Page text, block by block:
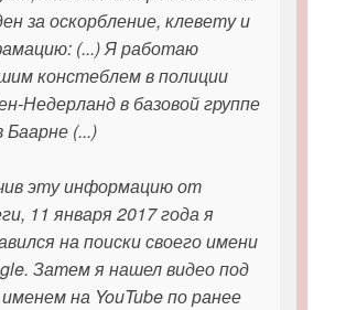
за оскорбление, клевету и
(...) Я работаю
констеблем в полиции
Недерланд в базовой группе
Баарне (...)
эту информацию от
11 января 2017 года я
на поиски своего имени
Затем я нашел видео под
на YouTube по ранее